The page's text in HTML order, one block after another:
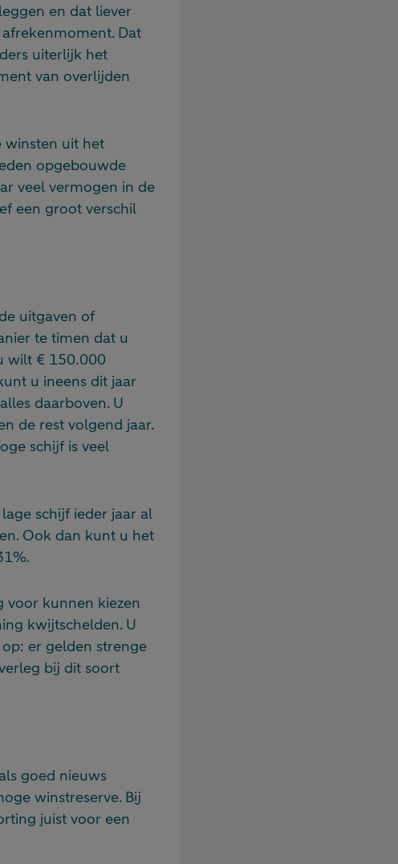
en dat liever
Dat
uiterlijk het
van overlijden
winsten uit het
opgebouwde
veel vermogen in de
een groot verschil
uitgaven of
te timen dat u
wilt € 150.000
u ineens dit jaar
daarboven. U
de rest volgend jaar.
schijf is veel
schijf ieder jaar al
Ook dan kunt u het
voor kunnen kiezen
kwijtschelden. U
er gelden strenge
bij dit soort
goed nieuws
winstreserve. Bij
juist voor een